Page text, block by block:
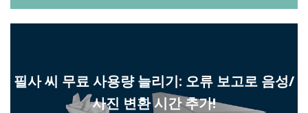
필사 씨 무료 사용량 늘리기: 오류 보고로 음성/
사진 변환 시간 추가!